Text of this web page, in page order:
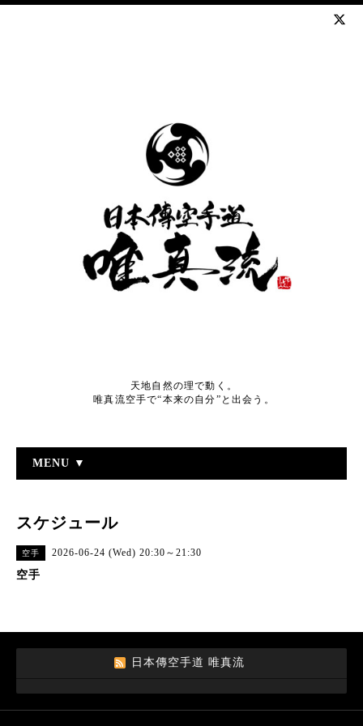
天地自然の理で動く。
唯真流空手で“本来の自分”と出会う。
MENU ▼
スケジュール
空手 2026-06-24 (Wed) 20:30～21:30
空手
日本傳空手道 唯真流